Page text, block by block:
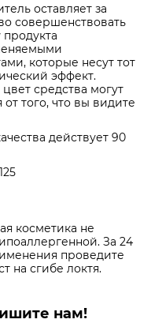
оставляет за
совершенствовать
которые несут тот
эффект.
цвет средства могут
от того, что вы видите
действует 90
косметика не
За 24
проведите
на сгибе локтя.
нам!